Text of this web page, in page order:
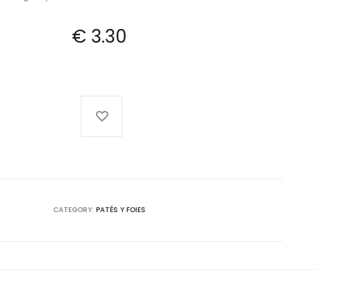
€ 3.30
CATEGORY: PATÉS Y FOIES